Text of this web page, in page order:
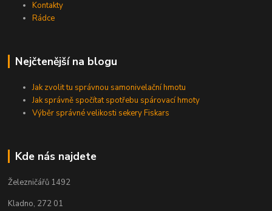
Kontakty
Rádce
Nejčtenější na blogu
Jak zvolit tu správnou samonivelační hmotu
Jak správně spočítat spotřebu spárovací hmoty
Výběr správné velikosti sekery Fiskars
Kde nás najdete
Železničářů 1492
Kladno, 272 01